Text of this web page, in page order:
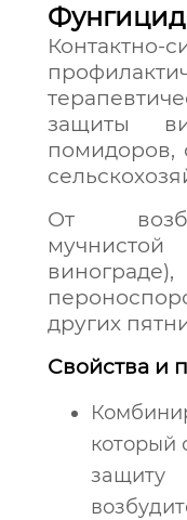
защиты
помидоров,
От
других
Свойства и
который
защиту